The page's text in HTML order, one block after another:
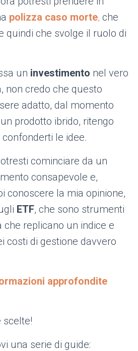
polizza caso morte, che
quindi che svolge il ruolo di
un investimento nel vero
non credo che questo
adatto, dal momento
prodotto ibrido, ritengo
le idee.
cominciare da un
consapevole e,
conoscere la mia opinione,
ETF, che sono strumenti
che replicano un indice e
costi di gestione davvero
approfondite
scelte!
una serie di guide: